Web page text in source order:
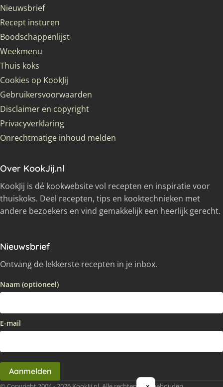
Nieuwsbrief
Recept insturen
Boodschappenlijst
Weekmenu
Thuis koks
Cookies op KookJij
Gebruikersvoorwaarden
Disclaimer en copyright
Privacyverklaring
Onrechtmatige inhoud melden
Over KookJij.nl
KookJij is dé kookwebsite vol recepten en inspiratie voor
thuiskoks. Deel recepten, tips en kooktechnieken met
andere bezoekers en vind gemakkelijk een heerlijk gerecht.
Nieuwsbrief
Ontvang de lekkerste recepten in je inbox.
Naam (optioneel)
E-mail
Aanmelden